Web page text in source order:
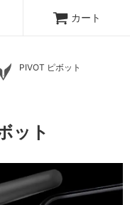
カート
PIVOT ピボット
ット